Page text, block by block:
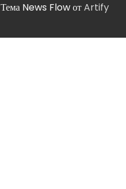
Тема News Flow отArtify